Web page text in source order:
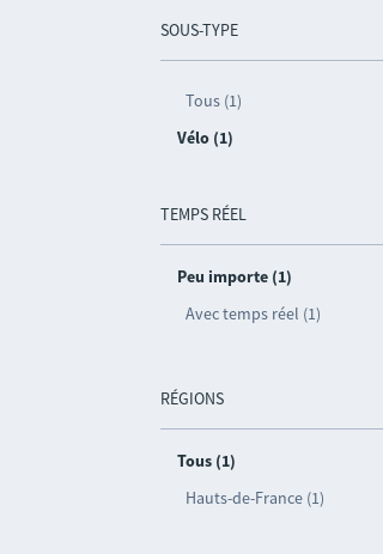
SOUS-TYPE
Tous (1)
Vélo (1)
TEMPS RÉEL
Peu importe (1)
Avec temps réel (1)
RÉGIONS
Tous (1)
Hauts-de-France (1)